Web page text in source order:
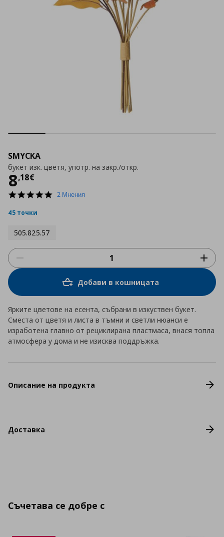
SMYCKA
букет изк. цветя, употр. на закр./откр.
8,18€
Цена
5.0
2 Мнения
45 точки
505.825.57
Добави в кошницата
Ярките цветове на есента, събрани в изкуствен букет.
Сместа от цветя и листа в тъмни и светли нюанси е
изработена главно от рециклирана пластмаса, внася топла
атмосфера у дома и не изисква поддръжка.
Описание на продукта
Доставка
Съчетава се добре с